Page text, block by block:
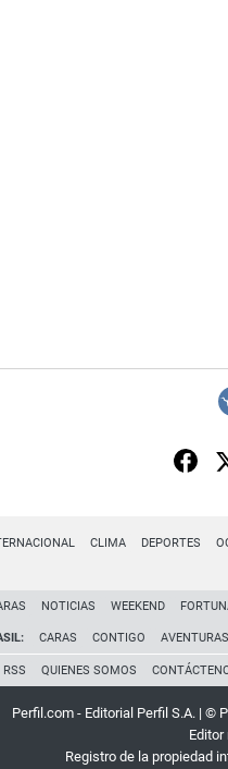
CLIMA DEPORTES
NOTICIAS WEEKEND
CARAS CONTIGO
RSS QUIENES SOMOS
Perfil.com - Editorial Perfil S.A. | ©
Editor
Registro de la propiedad